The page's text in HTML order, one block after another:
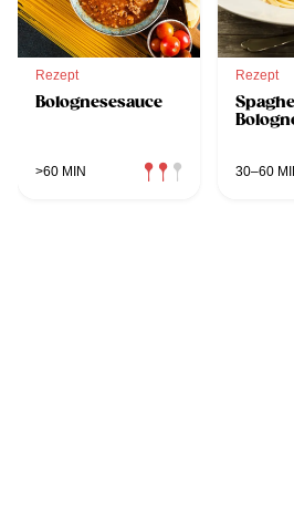
Rezept
Bolognesesauce
>60 MIN
Rezept
30–60